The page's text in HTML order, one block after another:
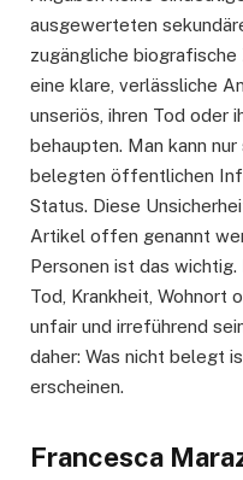
ausgewerteten
zugängliche
eine klare, verlässliche
unseriös, ihren Tod oder
behaupten. Man kann
belegten öffentlichen
Status. Diese
Artikel offen genannt
Personen ist das
Tod, Krankheit, Wohnort
unfair und irreführend
daher: Was nicht belegt
erscheinen.
Francesca